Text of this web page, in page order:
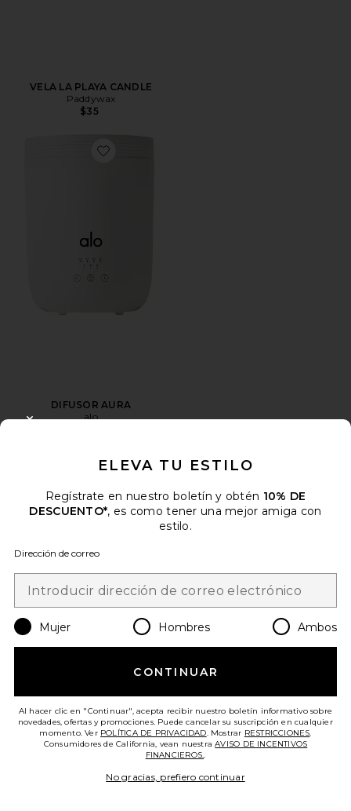
VELA LA PLAYA CANDLE
Paddywax
$35
Favorite DIFUSOR AURA
DIFUSOR AURA
alo
VELA "VACATION" BY VACATION
PERFUMED CANDLE
Vacation
ELEVA TU ESTILO
Regístrate en nuestro boletín y obtén 10% DE
DESCUENTO*, es como tener una mejor amiga con
estilo.
Dirección de correo
Mujer Hombres Ambos
CONTINUAR
Al hacer clic en "Continuar", acepta recibir nuestro boletín informativo sobre
novedades, ofertas y promociones. Puede cancelar su suscripción en cualquier
momento. Ver POLÍTICA DE PRIVACIDAD. Mostrar RESTRICCIONES.
Consumidores de California, vean nuestraAVISO DE INCENTIVOS
FINANCIEROS..
No gracias, prefiero continuar